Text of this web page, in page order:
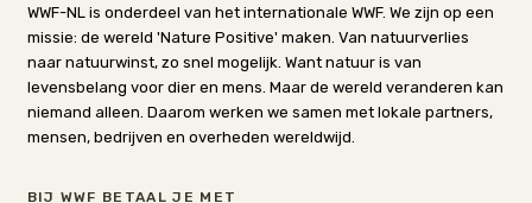
WWF-NL is onderdeel van het internationale WWF. We zijn op een
missie: de wereld 'Nature Positive' maken. Van natuurverlies
naar natuurwinst, zo snel mogelijk. Want natuur is van
levensbelang voor dier en mens. Maar de wereld veranderen kan
niemand alleen. Daarom werken we samen met lokale partners,
mensen, bedrijven en overheden wereldwijd.
BIJ WWF BETAAL JE MET